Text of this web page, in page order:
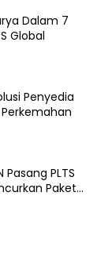
Dalam 7
Global
Penyedia
PLTS
Paket